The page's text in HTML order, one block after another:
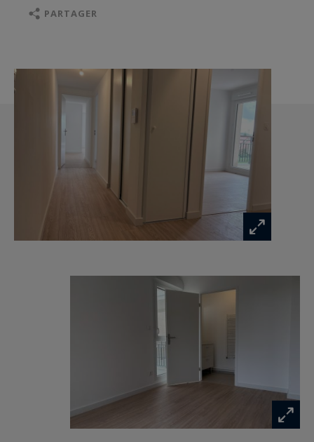
stationnements en sous-sol complètent ce bien
quelques minutes du centre d’Orléans. Frais de
Les informations sur les risques auxquels ce
bien est exposé sont disponibles sur :
www.georisques.gouv.fr
PARTAGER